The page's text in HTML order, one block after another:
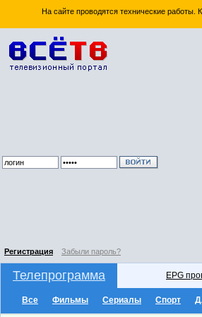
На сайте проводятся технические
Регистрация Забыли пароль?
Телепрограмма EPG
Все Фильмы Сериалы Спорт